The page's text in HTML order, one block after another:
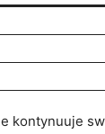
kontynuuje